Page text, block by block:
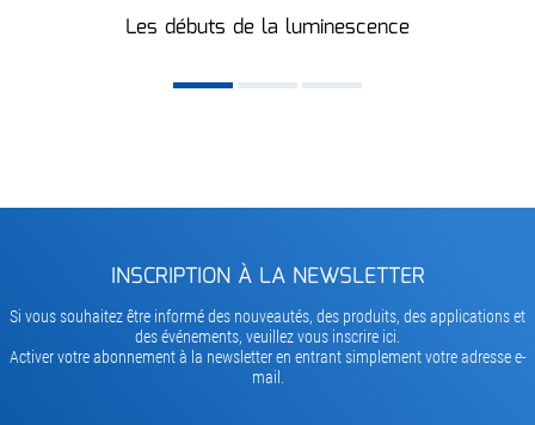
Les débuts de la luminescence
INSCRIPTION À LA NEWSLETTER
Si vous souhaitez être informé des nouveautés, des produits, des applications et
des événements, veuillez vous inscrire ici.
Activer votre abonnement à la newsletter en entrant simplement votre adresse e-
mail.